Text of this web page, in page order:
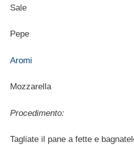
Sale
Pepe
Aromi
Mozzarella
Procedimento:
Tagliate il pane a fette e